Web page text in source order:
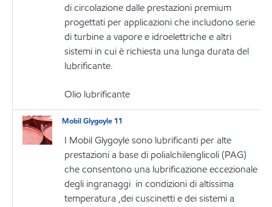
di circolazione dalle prestazioni premium
progettati per applicazioni che includono serie
di turbine a vapore e idroelettriche e altri
sistemi in cui è richiesta una lunga durata del
lubrificante.
Olio lubrificante
Mobil Glygoyle 11
I Mobil Glygoyle sono lubrificanti per alte
prestazioni a base di polialchilenglicoli (PAG)
che consentono una lubrificazione eccezionale
degli ingranaggi in condizioni di altissima
temperatura ,dei cuscinetti e dei sistemi a